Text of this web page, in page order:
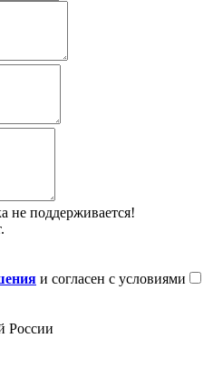
не поддерживается!
и согласен с условиями
России